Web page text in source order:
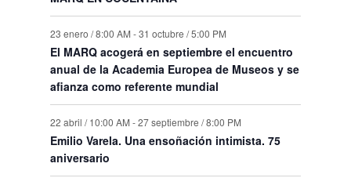
23 enero / 8:00 AM -31 octubre / 5:00 PM
El MARQ acogerá en septiembre el encuentro
anual de la Academia Europea de Museos y se
afianza como referente mundial
22 abril / 10:00 AM -27 septiembre / 8:00 PM
Emilio Varela. Una ensoñación intimista. 75
aniversario